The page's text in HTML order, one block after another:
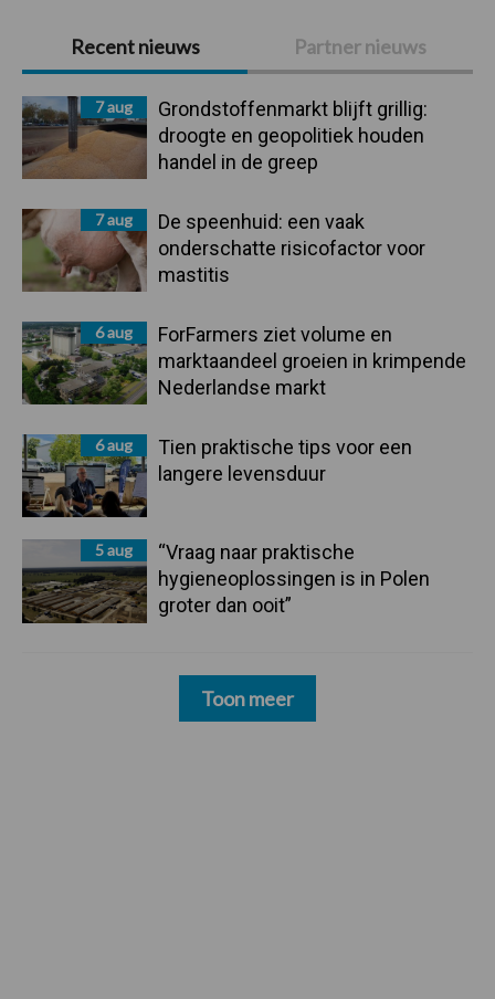
Primaire
Sidebar
Recent nieuws Partner nieuws
7 aug
Grondstoffenmarkt blijft grillig:
droogte en geopolitiek houden
handel in de greep
7 aug
De speenhuid: een vaak
onderschatte risicofactor voor
mastitis
6 aug
ForFarmers ziet volume en
marktaandeel groeien in krimpende
Nederlandse markt
6 aug
Tien praktische tips voor een
langere levensduur
5 aug
“Vraag naar praktische
hygieneoplossingen is in Polen
groter dan ooit”
Toon meer